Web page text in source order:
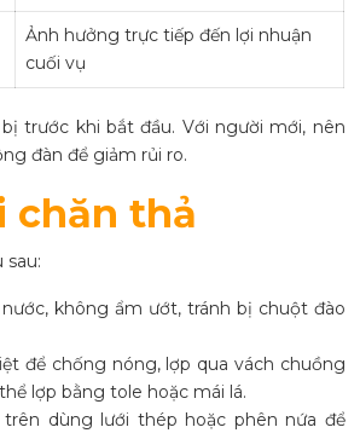
Ảnh hưởng trực tiếp đến lợi nhuận
cuối vụ
trước khi bắt đầu. Với người mới, nên
đàn để giảm rủi ro.
chăn thả
sau:
không ẩm ướt, tránh bị chuột đào
để chống nóng, lợp qua vách chuồng
lợp bằng tole hoặc mái lá.
dùng lưới thép hoặc phên nứa để